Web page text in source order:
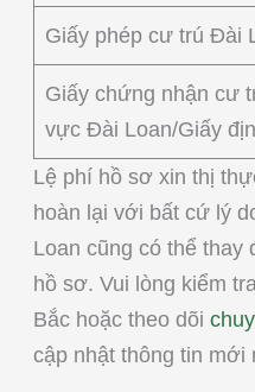
Giấy phép cư trú Đài
Giấy chứng nhận cư
vực Đài Loan/Giấy
Lệ phí hồ sơ xin thị
hoàn lại với bất cứ lý
Loan cũng có thể thay
hồ sơ. Vui lòng kiểm
Bắc hoặc theo dõi
cập nhật thông tin mới